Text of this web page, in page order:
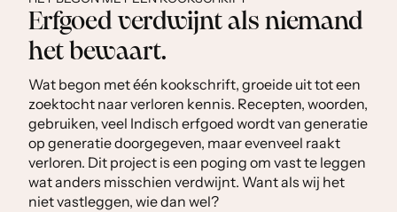
Erfgoed verdwijnt als niemand
het bewaart.
Wat begon met één kookschrift, groeide uit tot een
zoektocht naar verloren kennis. Recepten, woorden,
gebruiken, veel Indisch erfgoed wordt van generatie
op generatie doorgegeven, maar evenveel raakt
verloren. Dit project is een poging om vast te leggen
wat anders misschien verdwijnt. Want als wij het
niet vastleggen, wie dan wel?